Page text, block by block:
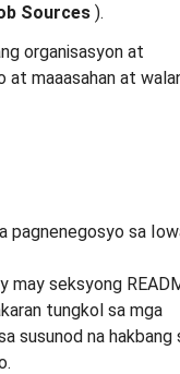
Sources ).
organisasyon at
at maaasahan at
pagnenegosyo sa
may seksyong
tungkol sa mga
susunod na hakbang